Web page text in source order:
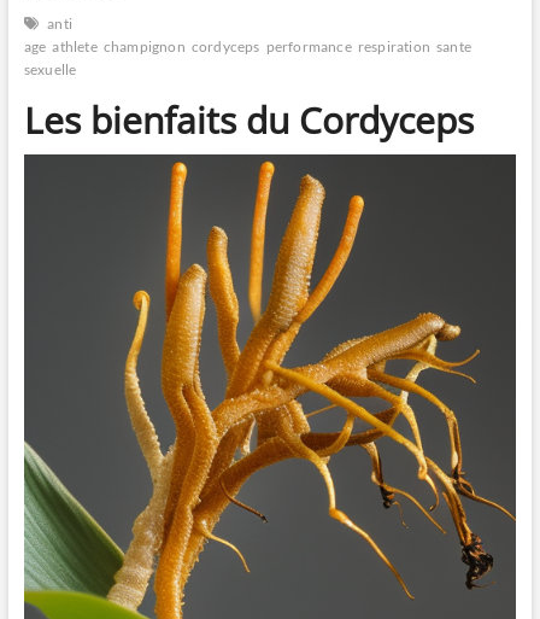
anti
age athlete champignon cordyceps performance respiration sante
sexuelle
Les bienfaits du Cordyceps